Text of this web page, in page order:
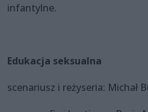
infantylne.
Edukacja seksualna
scenariusz i reżyseria: Michał